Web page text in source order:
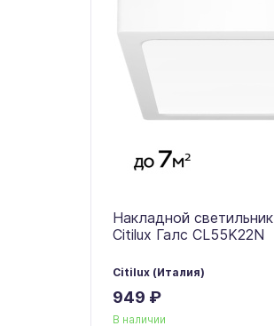
Накладной светильник
Citilux Галс CL55K22N
Citilux (Италия)
949 ₽
В наличии